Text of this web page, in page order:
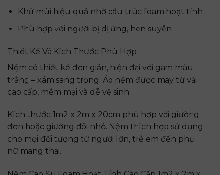
Khử mùi hiệu quả nhờ cấu trúc foam hoạt tính
Phù hợp với người bị dị ứng, hen suyễn
Thiết Kế Và Kích Thước Phù Hợp
Nệm có thiết kế đơn giản, hiện đại với gam màu
trắng – xám sang trọng. Áo nệm được may từ vải
cao cấp, mềm mại và dễ vệ sinh.
Kích thước 1m2 x 2m x 20cm phù hợp với giường
đơn hoặc giường đôi nhỏ. Nệm thích hợp sử dụng
cho mọi đối tượng từ người lớn, trẻ em đến phụ
nữ mang thai.